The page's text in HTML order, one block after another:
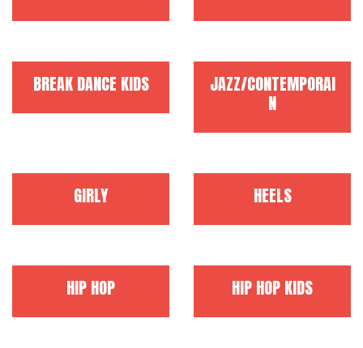
BREAK DANCE KIDS JAZZ/CONTEMPORAI
N
GIRLY HEELS
HIP HOP HIP HOP KIDS